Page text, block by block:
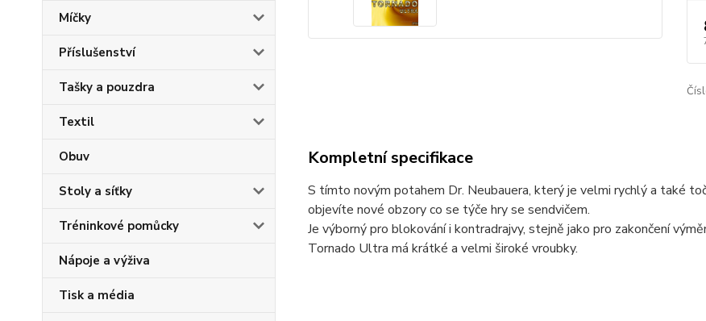
Míčky
Příslušenství
Tašky a pouzdra
Textil
Obuv
Stoly a síťky
Tréninkové pomůcky
Nápoje a výživa
Tisk a média
Kompletní specifikace
S tímto novým potahem Dr. Neubauera, který je velmi rychlý a také
objevíte nové obzory co se týče hry se sendvičem.
Je výborný pro blokování i kontradrajvy, stejně jako pro zakončení
Tornado Ultra má krátké a velmi široké vroubky.